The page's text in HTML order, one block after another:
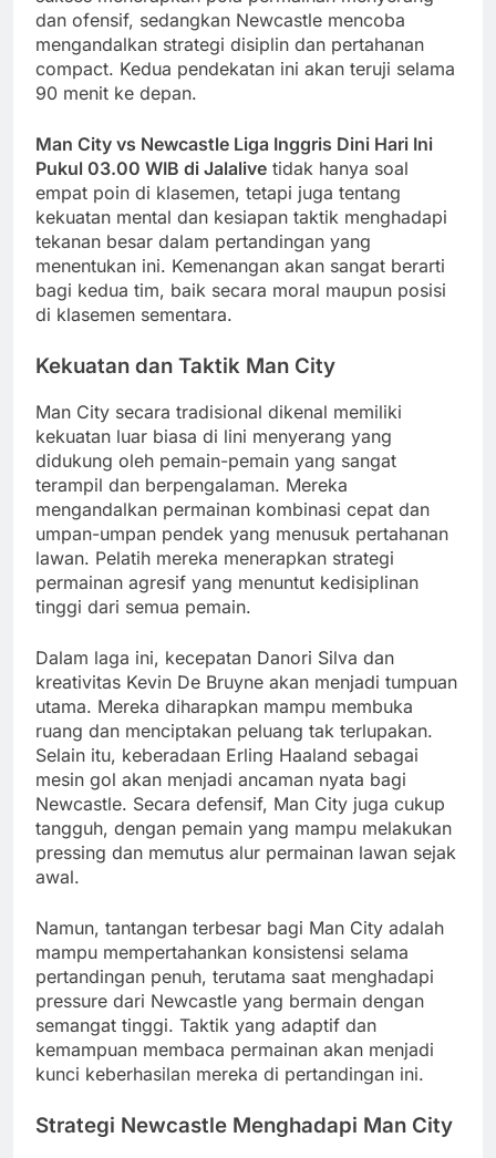
dan ofensif, sedangkan Newcastle mencoba
mengandalkan strategi disiplin dan pertahanan
compact. Kedua pendekatan ini akan teruji selama
90 menit ke depan.
Man City vs Newcastle Liga Inggris Dini Hari Ini
Pukul 03.00 WIB di Jalalive tidak hanya soal
empat poin di klasemen, tetapi juga tentang
kekuatan mental dan kesiapan taktik menghadapi
tekanan besar dalam pertandingan yang
menentukan ini. Kemenangan akan sangat berarti
bagi kedua tim, baik secara moral maupun posisi
di klasemen sementara.
Kekuatan dan Taktik Man City
Man City secara tradisional dikenal memiliki
kekuatan luar biasa di lini menyerang yang
didukung oleh pemain-pemain yang sangat
terampil dan berpengalaman. Mereka
mengandalkan permainan kombinasi cepat dan
umpan-umpan pendek yang menusuk pertahanan
lawan. Pelatih mereka menerapkan strategi
permainan agresif yang menuntut kedisiplinan
tinggi dari semua pemain.
Dalam laga ini, kecepatan Danori Silva dan
kreativitas Kevin De Bruyne akan menjadi tumpuan
utama. Mereka diharapkan mampu membuka
ruang dan menciptakan peluang tak terlupakan.
Selain itu, keberadaan Erling Haaland sebagai
mesin gol akan menjadi ancaman nyata bagi
Newcastle. Secara defensif, Man City juga cukup
tangguh, dengan pemain yang mampu melakukan
pressing dan memutus alur permainan lawan sejak
awal.
Namun, tantangan terbesar bagi Man City adalah
mampu mempertahankan konsistensi selama
pertandingan penuh, terutama saat menghadapi
pressure dari Newcastle yang bermain dengan
semangat tinggi. Taktik yang adaptif dan
kemampuan membaca permainan akan menjadi
kunci keberhasilan mereka di pertandingan ini.
Strategi Newcastle Menghadapi Man City